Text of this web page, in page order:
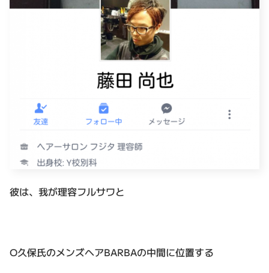
彼は、我が理容フルサワと
O久保氏のメンズヘアBARBAの中間に位置する